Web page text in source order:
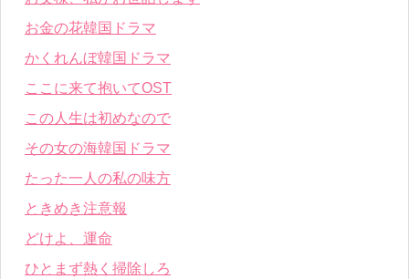
お金の花韓国ドラマ
かくれんぼ韓国ドラマ
ここに来て抱いてOST
この人生は初めなので
その女の海韓国ドラマ
たった一人の私の味方
ときめき注意報
どけよ、運命
ひとまず熱く掃除しろ